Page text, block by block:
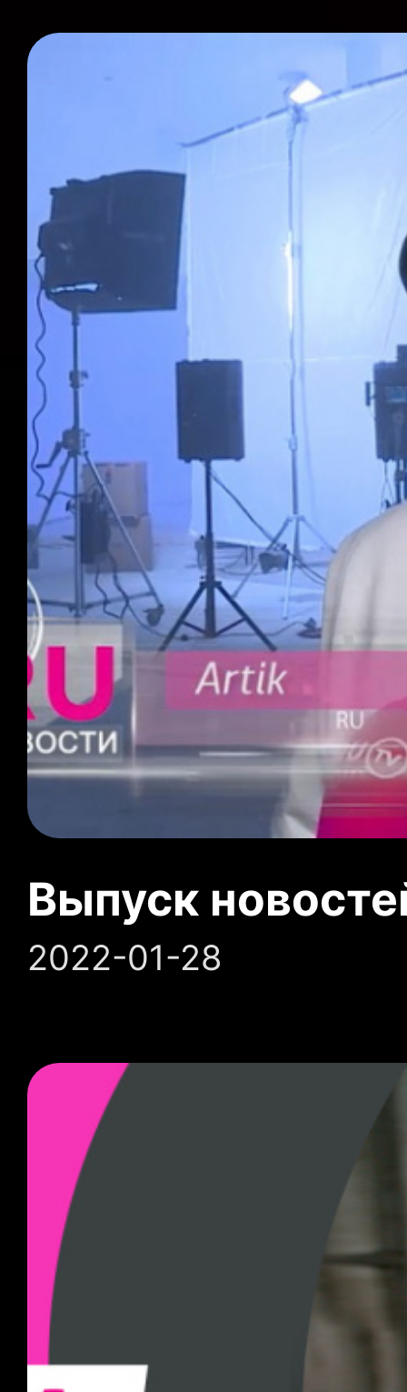
Выпуск
2022-01-28